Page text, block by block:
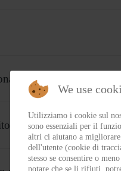
Rea
We use
Utilizziamo i cookie sul
sono essenziali per il
altri ci aiutano a migliorare
dell'utente (cookie di
stesso se consentire o
notare che se li rifiuti,